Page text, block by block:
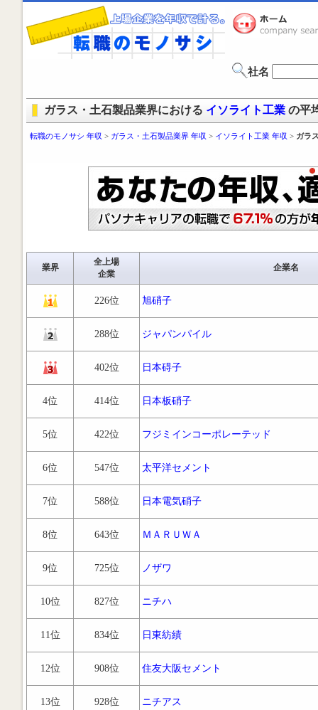
社名
ガラス・土石製品業界における イソライト工業 の平
転職のモノサシ 年収 > ガラス・土石製品業界 年収 > イソライト工業 年収 > ガラ
業界
全上場
企業
企業名
226位 旭硝子
288位 ジャパンパイル
402位 日本碍子
4位 414位 日本板硝子
5位 422位 フジミインコーポレーテッド
6位 547位 太平洋セメント
7位 588位 日本電気硝子
8位 643位 ＭＡＲＵＷＡ
9位 725位 ノザワ
10位 827位 ニチハ
11位 834位 日東紡績
12位 908位 住友大阪セメント
13位 928位 ニチアス